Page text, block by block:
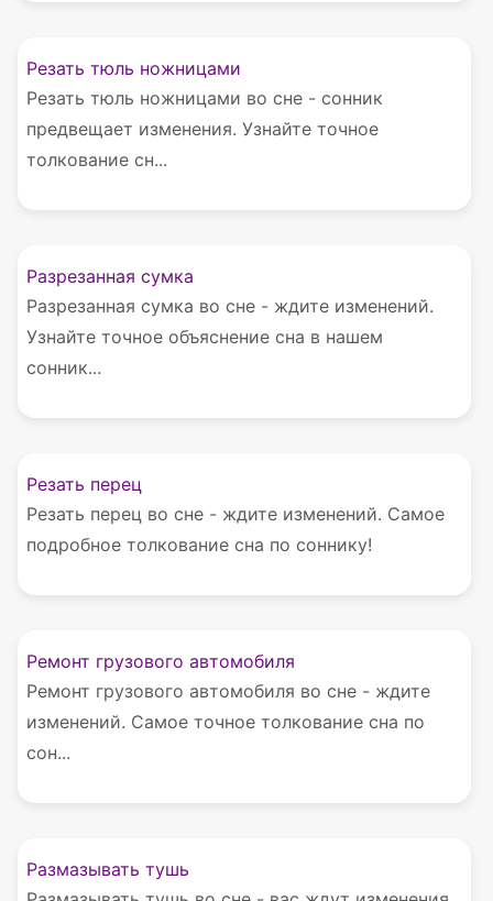
Резать тюль ножницами
Резать тюль ножницами во сне - сонник
предвещает изменения. Узнайте точное
толкование сн...
Разрезанная сумка
Разрезанная сумка во сне - ждите изменений.
Узнайте точное объяснение сна в нашем
сонник...
Резать перец
Резать перец во сне - ждите изменений. Самое
подробное толкование сна по соннику!
Ремонт грузового автомобиля
Ремонт грузового автомобиля во сне - ждите
изменений. Самое точное толкование сна по
сон...
Размазывать тушь